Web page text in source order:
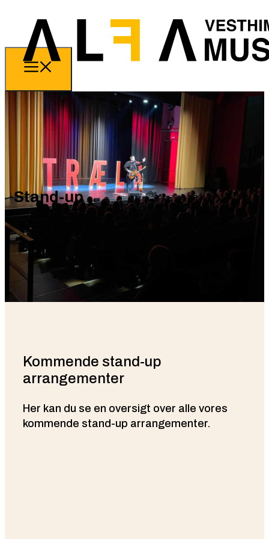
Stand-up
Kommende stand-up
arrangementer
Her kan du se en oversigt over alle vores
kommende stand-up arrangementer.